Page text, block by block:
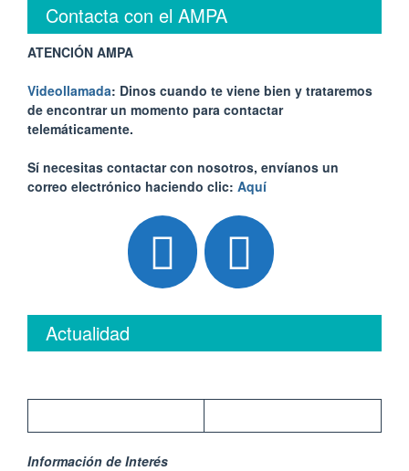
Contacta con el AMPA
ATENCIÓN AMPA
Videollamada: Dinos cuando te viene bien y trataremos
de encontrar un momento para contactar
telemáticamente.
Sí necesitas contactar con nosotros, envíanos un
correo electrónico haciendo clic: Aquí
Actualidad
Información de Interés